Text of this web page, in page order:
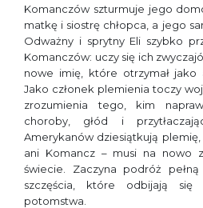
Komanczów szturmuje jego
matkę i siostrę chłopca, a jego
Odważny i sprytny Eli szybko
Komanczów: uczy się ich
nowe imię, które otrzymał jako
Jako członek plemienia toczy
zrozumienia tego, kim
choroby, głód i
Amerykanów dziesiątkują plemię,
ani Komancz – musi na nowo
świecie. Zaczyna podróż
szczęścia, które odbijają
potomstwa.